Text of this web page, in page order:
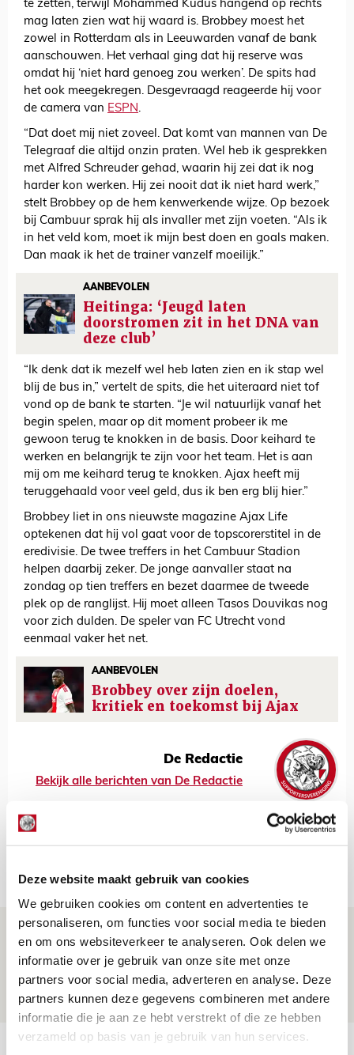
Deze website maakt gebruik van cookies
We gebruiken cookies om content en advertenties te
personaliseren, om functies voor social media te bieden
en om ons websiteverkeer te analyseren. Ook delen we
informatie over je gebruik van onze site met onze
partners voor social media, adverteren en analyse. Deze
partners kunnen deze gegevens combineren met andere
informatie die je aan ze hebt verstrekt of die ze hebben
verzameld op basis van je gebruik van hun services.
te zetten, terwijl Mohammed Kudus hangend op rechts
mag laten zien wat hij waard is. Brobbey moest het
zowel in Rotterdam als in Leeuwarden vanaf de bank
aanschouwen. Het verhaal ging dat hij reserve was
omdat hij ‘niet hard genoeg zou werken’. De spits had
het ook meegekregen. Desgevraagd reageerde hij voor
de camera van ESPN.
“Dat doet mij niet zoveel. Dat komt van mannen van De
Telegraaf die altijd onzin praten. Wel heb ik gesprekken
met Alfred Schreuder gehad, waarin hij zei dat ik nog
harder kon werken. Hij zei nooit dat ik niet hard werk,”
stelt Brobbey op de hem kenwerkende wijze. Op bezoek
bij Cambuur sprak hij als invaller met zijn voeten. “Als ik
in het veld kom, moet ik mijn best doen en goals maken.
Dan maak ik het de trainer vanzelf moeilijk.”
AANBEVOLEN
Heitinga: ‘Jeugd laten
doorstromen zit in het DNA van
deze club’
“Ik denk dat ik mezelf wel heb laten zien en ik stap wel
blij de bus in,” vertelt de spits, die het uiteraard niet tof
vond op de bank te starten. “Je wil natuurlijk vanaf het
begin spelen, maar op dit moment probeer ik me
gewoon terug te knokken in de basis. Door keihard te
werken en belangrijk te zijn voor het team. Het is aan
mij om me keihard terug te knokken. Ajax heeft mij
teruggehaald voor veel geld, dus ik ben erg blij hier.”
Brobbey liet in ons nieuwste magazine Ajax Life
optekenen dat hij vol gaat voor de topscorerstitel in de
eredivisie. De twee treffers in het Cambuur Stadion
helpen daarbij zeker. De jonge aanvaller staat na
zondag op tien treffers en bezet daarmee de tweede
plek op de ranglijst. Hij moet alleen Tasos Douvikas nog
voor zich dulden. De speler van FC Utrecht vond
eenmaal vaker het net.
AANBEVOLEN
Brobbey over zijn doelen,
kritiek en toekomst bij Ajax
De Redactie
Bekijk alle berichten van De Redactie
Drie dingen die je moet weten over PEC
Zwolle - Ajax
08 AUGUSTUS 2026 - 12:32
NIEUWS
Míchels elf: met welke formatie begin